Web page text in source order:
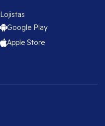
Lojistas
Google Play
Apple Store